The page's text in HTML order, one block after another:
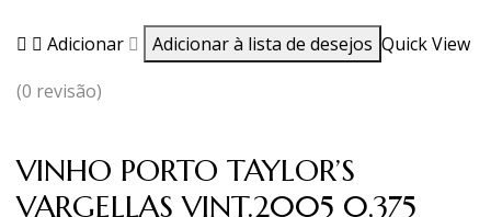
Adicionar Adicionar à lista de desejos Quick View
(0 revisão)
VINHO PORTO TAYLOR’S
VARGELLAS VINT.2005 0,375